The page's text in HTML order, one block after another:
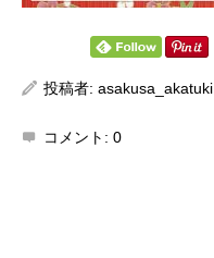
投稿者: asakusa_akatuki
コメント: 0